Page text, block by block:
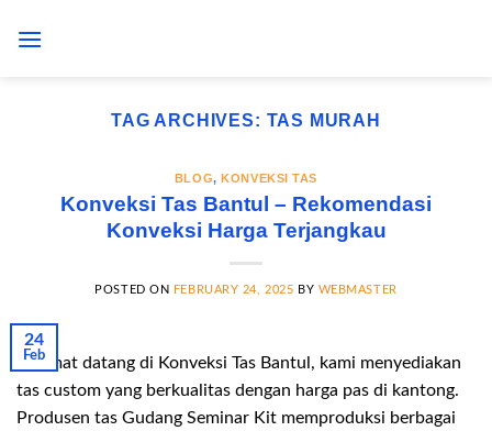
TAG ARCHIVES: TAS MURAH
BLOG,KONVEKSI TAS
Konveksi Tas Bantul – Rekomendasi
Konveksi Harga Terjangkau
POSTED ON FEBRUARY 24, 2025 BY WEBMASTER
24
Feb
Selamat datang di Konveksi Tas Bantul, kami menyediakan
tas custom yang berkualitas dengan harga pas di kantong.
Produsen tas Gudang Seminar Kit memproduksi berbagai